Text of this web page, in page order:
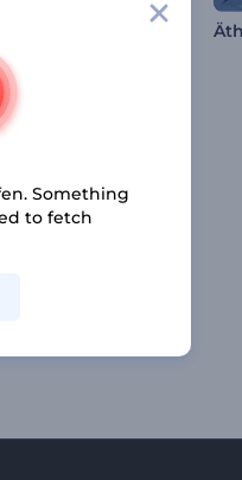
Something
to fetch